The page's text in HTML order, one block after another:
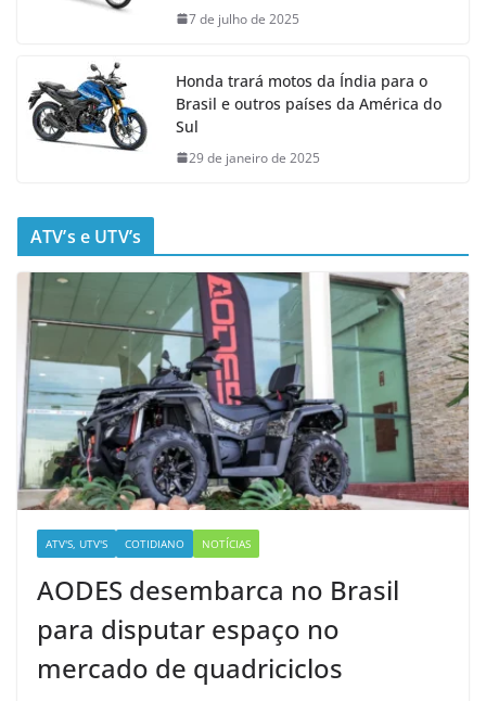
7 de julho de 2025
Honda trará motos da Índia para o
Brasil e outros países da América do
Sul
29 de janeiro de 2025
ATV’s e UTV’s
ATV'S, UTV'S COTIDIANO NOTÍCIAS
AODES desembarca no Brasil
para disputar espaço no
mercado de quadriciclos